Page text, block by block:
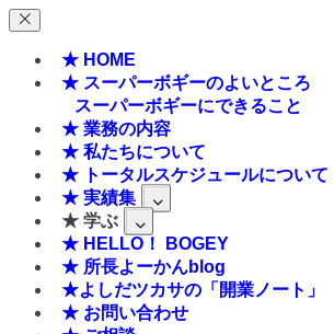
★ HOME
★ スーパーボギーのよいところ
スーパーボギーにできること
★ 業務の内容
★ 私たちについて
★ トータルスケジュールについて
★ 実績集
★ 学ぶ
★ HELLO！ BOGEY
★ 所長よーかんblog
★よしだツカサの「開業ノート」
★ お問い合わせ